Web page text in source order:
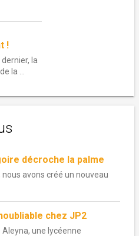
!
dernier, la
la …
décroche la palme
avons créé un nouveau
chez JP2
Aleyna, une lycéenne